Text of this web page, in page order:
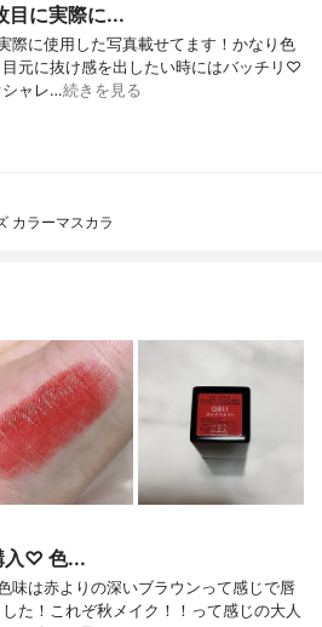
目に実際に...
際に使用した写真載せてます！かなり色
元に抜け感を出したい時にはバッチリ♡
シャレ…続きを見る
カラーマスカラ
入♡ 色...
味は赤よりの深いブラウンって感じで唇
た！これぞ秋メイク！！って感じの大人